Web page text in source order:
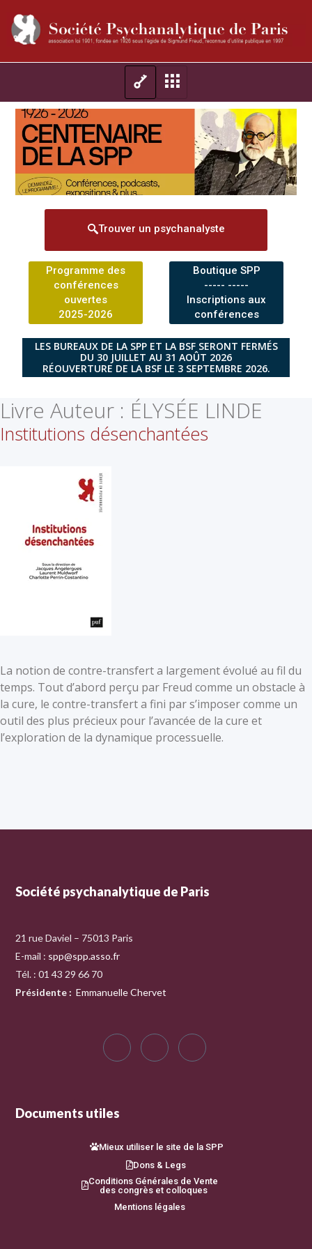
Trouver un psychanalyste
Programme des
conférences
ouvertes
2025-2026
Boutique SPP
----- -----
Inscriptions aux
conférences
LES BUREAUX DE LA SPP ET LA BSF SERONT FERMÉS
DU 30 JUILLET AU 31 AOÛT 2026
RÉOUVERTURE DE LA BSF LE 3 SEPTEMBRE 2026.
Livre Auteur : ÉLYSÉE LINDE
Institutions désenchantées
La notion de contre-transfert a largement évolué au fil du
temps. Tout d’abord perçu par Freud comme un obstacle à
la cure, le contre-transfert a fini par s’imposer comme un
outil des plus précieux pour l’avancée de la cure et
l’exploration de la dynamique processuelle.
Société psychanalytique de Paris
21 rue Daviel – 75013 Paris
E-mail : spp@spp.asso.fr
Tél. : 01 43 29 66 70
Présidente : Emmanuelle Chervet
Documents utiles
Mieux utiliser le site de la SPP
Dons & Legs
Conditions Générales de Vente
des congrès et colloques
Mentions légales